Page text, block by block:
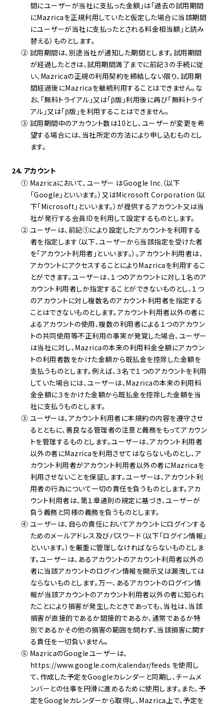
間にユーザーが当社に支払った金額」は「過去の試用期間
にMazricaを正規利用していたと仮定した場合に当該期間
にユーザーが当社に支払ったとされる料金相当額」と読み
替える）ものとします。
② 試用期間は、別途当社が通知した期間とします。試用期間
が経過したときは、試用期間満了までに前記３の手続に従
い、Mazricaの正規の利用契約を締結しない限り、試用期
間経過後にMazricaを継続利用することはできません。な
お、「無料トライアル」又は「β版」利用後に再び「無料トライ
アル」又は「β版」を利用することはできません。
③ 試用期間中のアカウント数は10とし、ユーザーが変更を希
望する場合には、当社所定の方法により申し込むものとし
ます。
24．アカウント
① Mazricaにおいて、ユーザー はGoogle Inc.（以下
「Google」といいます。）又はMicrosoft Corporation（以
下「Microsoft」といいます。）が提供するアカウント又は当
社が発行する会員IDを利用して設定するものとします。
② ユーザーは、前記①により設定したアカウントを利用する
者を指定します（以下、ユーザーから当該指定を受けた者
を「アカウント利用者」といいます。）。アカウント利用者は、
アカウントにアクセスすることによりMazricaを利用するこ
とができます。ユーザーは、１つのアカウントに対し１名のア
カウント利用者しか指定することができないものとし、１つ
のアカウントに対し複数名のアカウント利用者を指定する
ことはできないものとします。アカウント利用者以外の者に
よるアカウントの使用、複数の利用者による１つのアカウン
トの共同使用等不正利用の事実が発覚した場合、ユーザー
は当社に対し、Mazricaの本来の利用料金全額にアカウン
トの利用者数をかけた金額から既払金を控除した金額を
支払うものとします。例えば、３名で１つのアカウントを利用
していた場合には、ユーザーは、Mazricaの本来の利用料
金全額に３をかけた金額から既払金を控除した金額を当
社に支払うものとします。
③ ユーザーは、アカウント利用者に本規約の内容を遵守させ
るとともに、善良なる管理者の注意と義務をもってアカウン
トを管理するものとします。ユーザーは、アカウント利用者
以外の者にMazricaを利用させてはならないものとし、ア
カウント利用者がアカウント利用者以外の者にMazricaを
利用させないことを保証します。ユーザーは、アカウント利
用者の行為について一切の責任を負うものとします。アカ
ウント利用者は、第１章通則の規定に基づき、ユーザーが
負う義務と同様の義務を負うものとします。
④ ユーザーは、自らの責任においてアカウントにログインする
ためのメールアドレス及びパスワード（以下「ログイン情報」
といいます。）を厳重に管理しなければならないものとしま
す。ユーザーは、あるアカウントのアカウント利用者以外の
者に当該アカウントのログイン情報を開示又は漏洩しては
ならないものとします。万一、あるアカウントのログイン情
報が当該アカウントのアカウント利用者以外の者に知られ
たことにより損害が発生したときであっても、当社は、当該
損害が直接的であるか間接的であるか、通常であるか特
別であるかその他の損害の範囲を問わず、当該損害に関す
る責任を一切負いません。
⑤ MazricaのGoogleユーザーは、
https://www.google.com/calendar/feeds を使用し
て、作成した予定をGoogleカレンダーと同期し、チームメ
ンバーとの仕事を円滑に進めるために使用します。また、予
定をGoogleカレンダーから取得し、Mazrica上で、予定を